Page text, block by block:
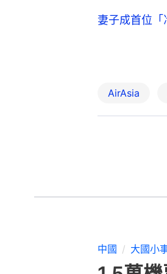
妻子成首位
AirAsia
中國 大國小